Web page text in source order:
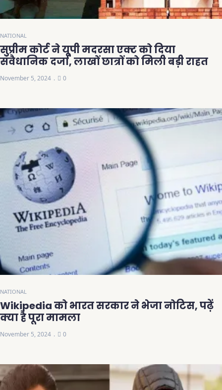
NATIONAL
सुप्रीम कोर्ट ने यूपी मदरसा एक्ट को दिया
संवैधानिक दर्जा, लाखों छात्रों को मिली बड़ी राहत
November 5, 2024 0
NATIONAL
Wikipedia को भारत सरकार ने भेजा नोटिस, पढ़ें
क्या है पूरा मामला
November 5, 2024 0